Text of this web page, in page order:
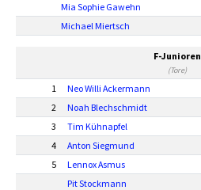
Mia Sophie Gawehn
Michael Miertsch
F-Junioren
(Tore)
1 Neo Willi Ackermann
2
Noah Blechschmidt
3
Tim Kühnapfel
4
Anton Siegmund
5
Lennox Asmus
Pit Stockmann